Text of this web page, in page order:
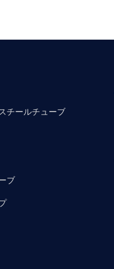
チールチューブ
ブ